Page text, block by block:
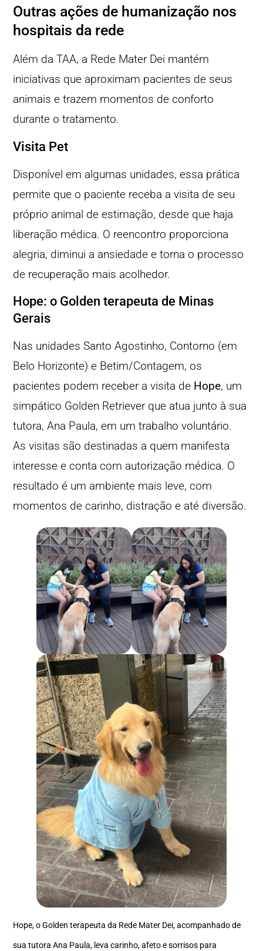
Outras ações de humanização nos
hospitais da rede
Além da TAA, a Rede Mater Dei mantém
iniciativas que aproximam pacientes de seus
animais e trazem momentos de conforto
durante o tratamento.
Visita Pet
Disponível em algumas unidades, essa prática
permite que o paciente receba a visita de seu
próprio animal de estimação, desde que haja
liberação médica. O reencontro proporciona
alegria, diminui a ansiedade e torna o processo
de recuperação mais acolhedor.
Hope: o Golden terapeuta de Minas
Gerais
Nas unidades Santo Agostinho, Contorno (em
Belo Horizonte) e Betim/Contagem, os
pacientes podem receber a visita de Hope, um
simpático Golden Retriever que atua junto à sua
tutora, Ana Paula, em um trabalho voluntário.
As visitas são destinadas a quem manifesta
interesse e conta com autorização médica. O
resultado é um ambiente mais leve, com
momentos de carinho, distração e até diversão.
Hope, o Golden terapeuta da Rede Mater Dei, acompanhado de
sua tutora Ana Paula, leva carinho, afeto e sorrisos para